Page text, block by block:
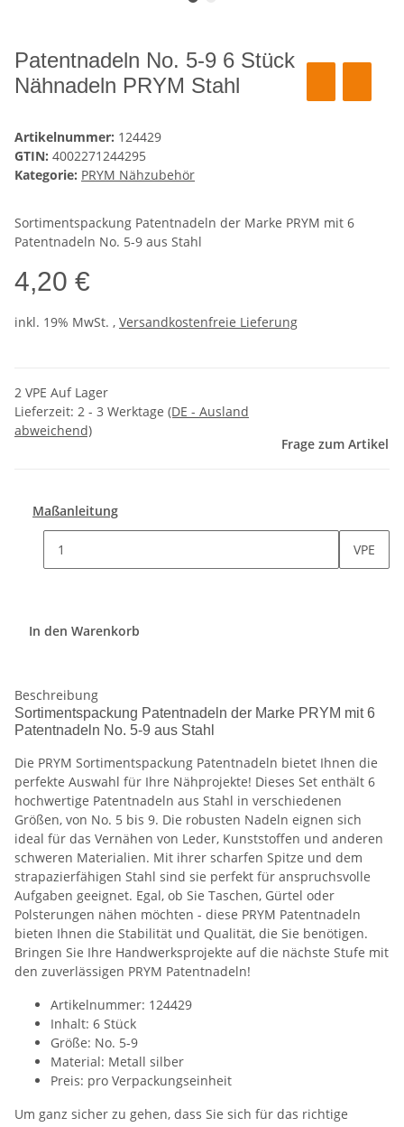
Patentnadeln No. 5-9 6 Stück
Nähnadeln PRYM Stahl
Artikelnummer: 124429
GTIN: 4002271244295
Kategorie: PRYM Nähzubehör
Sortimentspackung Patentnadeln der Marke PRYM mit 6
Patentnadeln No. 5-9 aus Stahl
4,20 €
inkl. 19% MwSt. , Versandkostenfreie Lieferung
2 VPE Auf Lager
Lieferzeit: 2 - 3 Werktage (DE - Ausland
abweichend)
Frage zum Artikel
Maßanleitung
VPE
In den Warenkorb
Beschreibung
Sortimentspackung Patentnadeln der Marke PRYM mit 6
Patentnadeln No. 5-9 aus Stahl
Die PRYM Sortimentspackung Patentnadeln bietet Ihnen die
perfekte Auswahl für Ihre Nähprojekte! Dieses Set enthält 6
hochwertige Patentnadeln aus Stahl in verschiedenen
Größen, von No. 5 bis 9. Die robusten Nadeln eignen sich
ideal für das Vernähen von Leder, Kunststoffen und anderen
schweren Materialien. Mit ihrer scharfen Spitze und dem
strapazierfähigen Stahl sind sie perfekt für anspruchsvolle
Aufgaben geeignet. Egal, ob Sie Taschen, Gürtel oder
Polsterungen nähen möchten - diese PRYM Patentnadeln
bieten Ihnen die Stabilität und Qualität, die Sie benötigen.
Bringen Sie Ihre Handwerksprojekte auf die nächste Stufe mit
den zuverlässigen PRYM Patentnadeln!
Artikelnummer: 124429
Inhalt: 6 Stück
Größe: No. 5-9
Material: Metall silber
Preis: pro Verpackungseinheit
Um ganz sicher zu gehen, dass Sie sich für das richtige